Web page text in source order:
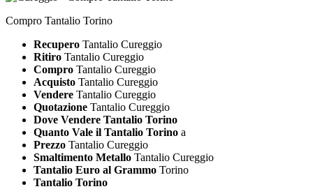
Compro Tantalio Torino
Recupero Tantalio Cureggio
Ritiro Tantalio Cureggio
Compro Tantalio Cureggio
Acquisto Tantalio Cureggio
Vendere Tantalio Cureggio
Quotazione Tantalio Cureggio
Dove Vendere Tantalio Torino
Quanto Vale il Tantalio Torino a
Prezzo Tantalio Cureggio
Smaltimento Metallo Tantalio Cureggio
Tantalio Euro al Grammo Torino
Tantalio Torino